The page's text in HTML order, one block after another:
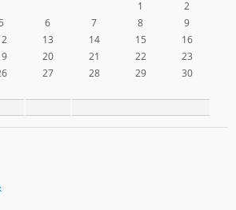
1
2
5 6 7 8
9
13 14 15
16
20 21 22
23
27 28 29
30